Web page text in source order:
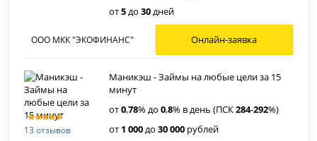
от5до30дней
ООО МКК "ЭКОФИНАНС" Онлайн-заявка
13 отзывов
Маникэш - Займы на любые цели за 15
минут
от0,78% до0,8% в день (ПСК284-292%)
от 1 000до30 000 рублей